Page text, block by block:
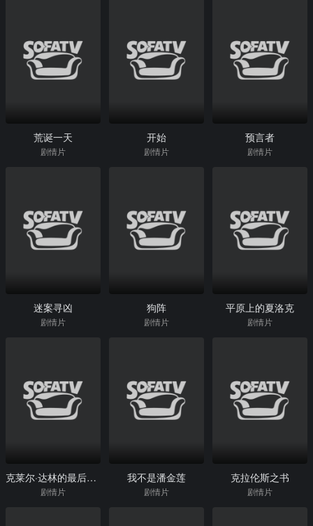
荒诞一天
剧情片
开始
剧情片
预言者
剧情片
迷案寻凶
剧情片
狗阵
剧情片
平原上的夏洛克
剧情片
克莱尔·达林的最后疯狂
剧情片
我不是潘金莲
剧情片
克拉伦斯之书
剧情片